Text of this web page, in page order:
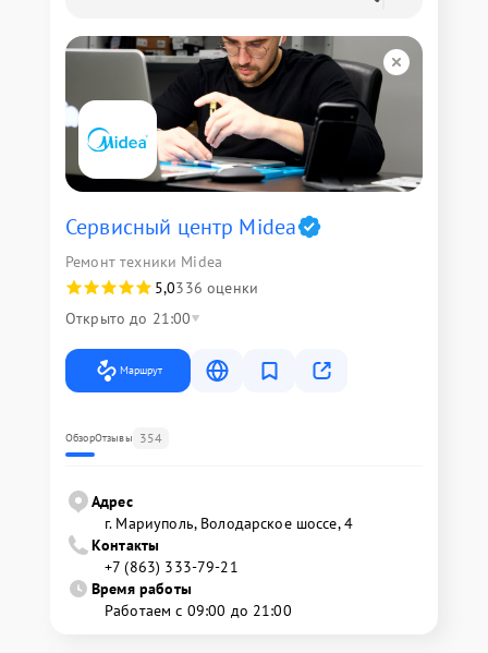
Сервисный центр Midea
Ремонт техники Midea
5,0336 оценки
Открыто до 21:00
Маршрут
ОбзорОтзывы 354
Адрес
г. Мариуполь, Володарское шоссе, 4
Контакты
+7 (863) 333-79-21
Время работы
Работаем с 09:00 до 21:00